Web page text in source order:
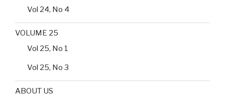
Vol 24, No 4
VOLUME 25
Vol 25, No 1
Vol 25, No 3
ABOUT US